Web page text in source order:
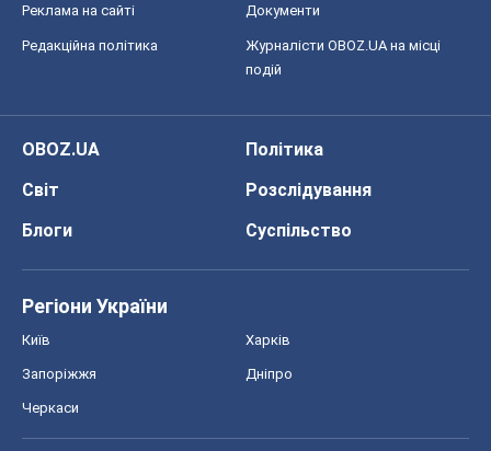
Реклама на сайті Документи
Редакційна політика
Журналісти OBOZ.UA на місці
подій
OBOZ.UA
Політика
Світ
Розслідування
Блоги
Суспільство
Регіони України
Київ Харків
Запоріжжя Дніпро
Черкаси